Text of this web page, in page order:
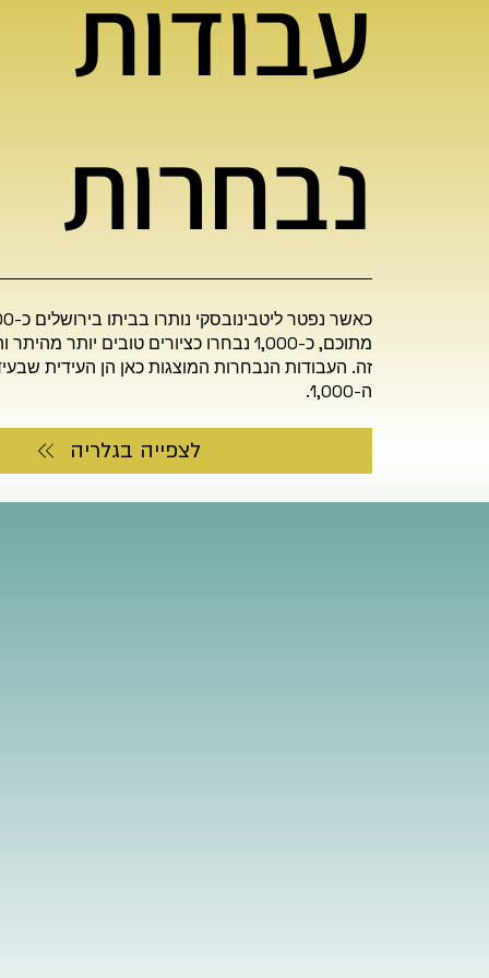
עבודות
נבחרות
מתוכם, כ-1,000 נבחרו כציורים טובים יותר
זה. העבודות הנבחרות המוצגות כאן הן העידית
ה-1,000.
לצפייה בגלריה